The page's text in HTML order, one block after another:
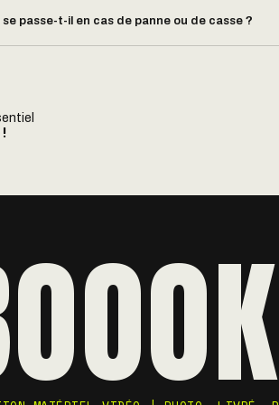
se passe-t-il en cas de panne ou de casse ?